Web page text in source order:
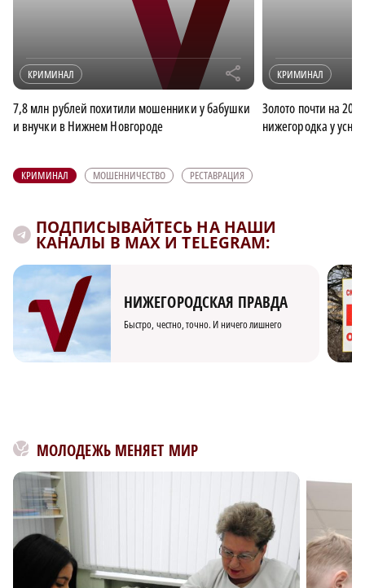
КРИМИНАЛ r
7,8 млн рублей похитили мошенники у бабушки
и внучки в Нижнем Новгороде
КРИМИНАЛ
Золото почти на
нижегородка у
КРИМИНАЛ МОШЕННИЧЕСТВО РЕСТАВРАЦИЯ
ПОДПИСЫВАЙТЕСЬ НА НАШИ
КАНАЛЫ В MAX И TELEGRAM:
НИЖЕГОРОДСКАЯ ПРАВДА
Быстро, честно, точно. И ничего лишнего
МОЛОДЕЖЬ МЕНЯЕТ МИР